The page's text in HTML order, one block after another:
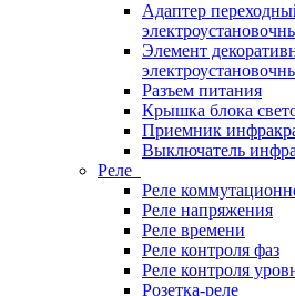
Адаптер
Элемент
Разъем питания
Крышка блока
Приемник
Выключатель
Реле
Реле
Реле напряжения
Реле времени
Реле контроля фаз
Реле контроля
Розетка-реле